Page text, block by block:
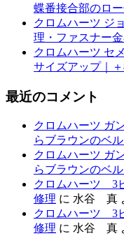
蝶番接合部のロ
クロムハーツ ジ
理・ファスナー
クロムハーツ セ
サイズアップ｜
最近のコメント
クロムハーツ ガ
らブラウンのベ
クロムハーツ ガ
らブラウンのベ
クロムハーツ 3
修理 に 水谷 真
クロムハーツ 3
修理 に 水谷 真